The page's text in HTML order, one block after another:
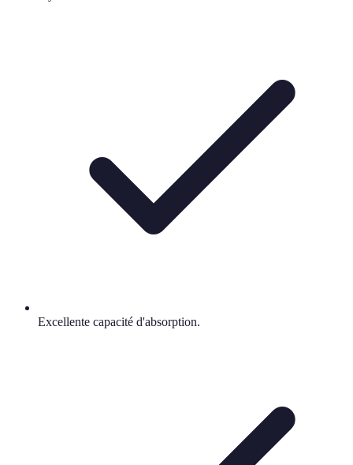
Excellente capacité d'absorption.